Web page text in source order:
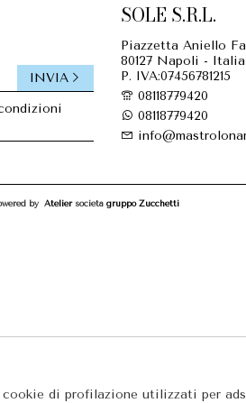
INVIA
SOLE S.R.L.
Piazzetta Aniello
80127 Napoli - Italia
P. IVA:07456781215
08118779420
08118779420
by Ateliersocietà gruppo Zucchetti
di profilazione utilizzati per